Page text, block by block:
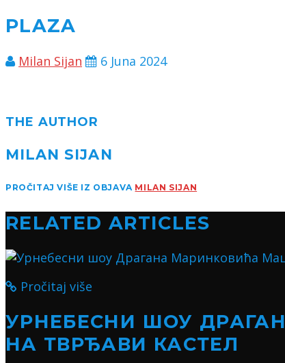
PLAZA
Milan Sijan 6 Juna 2024
THE AUTHOR
MILAN SIJAN
PROČITAJ VIŠE IZ OBJAVA MILAN SIJAN
RELATED ARTICLES
Pročitaj više
УРНЕБЕСНИ ШОУ
НА ТВРЂАВИ КАСТЕЛ